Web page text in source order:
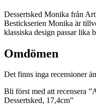
Dessertsked Monika från
Bestickserien Monika är
klassiska design passar lika
Omdömen
Det finns inga recensioner
Bli först med att recensera
Dessertsked, 17,4cm”